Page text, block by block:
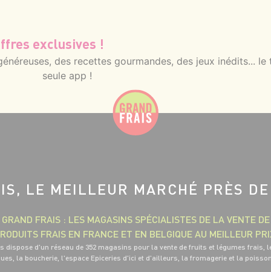
exclusives !
des recettes gourmandes, des jeux inédits... le
seule app !
LE MEILLEUR MARCHÉ PRÈS
GRAND FRAIS : LES MAGASINS SPÉCIALISTES DE LA VENTE DE
FRAIS EN FRANCE ET EN BELGIQUE AU MEILLEUR
dispose d'un réseau de 352 magasins pour la vente de fruits et légumes frais,
la boucherie, l'espace Epiceries d'ici et d'ailleurs, la fromagerie et la